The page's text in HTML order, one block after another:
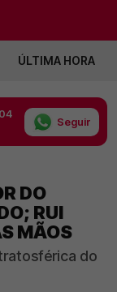
ÚLTIMA HORA
Seguir
DO
RUI
MÃOS
do